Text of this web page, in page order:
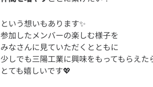
という想いもあります✨
参加したメンバーの楽しむ様子を
みなさんに見ていただくとともに
少しでも三陽工業に興味をもってもらえた